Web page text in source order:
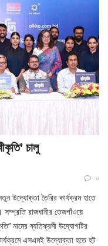
চালু
০
উদ্যোক্তা তৈরির কার্যক্রম হাতে
রাজধানীর তেজগাঁওয়ে
নামের ব্যতিক্রমী উদ্যোগটির
এসএমই উদ্যোক্তা হতে হট